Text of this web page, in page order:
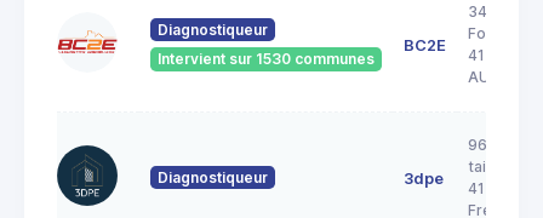
Diagnostiqueur
Intervient sur 1530 communes
BC2E
34 Rue de
Forêt
41240
Diagnostiqueur 3dpe
96 rue de
taille
41700
Fresnes